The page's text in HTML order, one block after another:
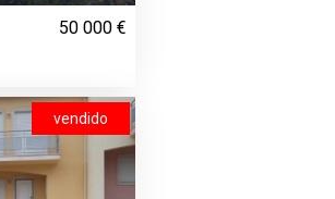
50 000 €
vendido